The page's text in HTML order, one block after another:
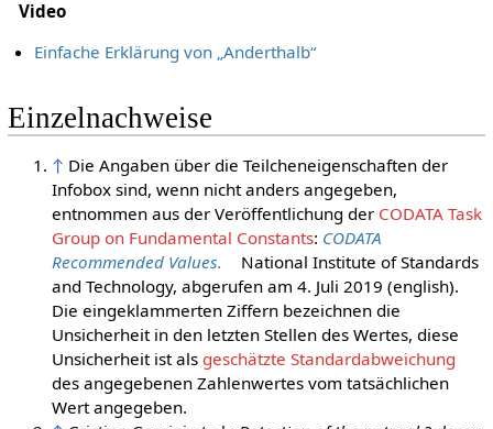
Video
Einfache Erklärung von „Anderthalb“
Einzelnachweise
↑ Die Angaben über die Teilcheneigenschaften der
Infobox sind, wenn nicht anders angegeben,
entnommen aus der Veröffentlichung der CODATA Task
Group on Fundamental Constants: CODATA
Recommended Values.
National Institute of Standards
and Technology, abgerufen am 4. Juli 2019 (english).
Die eingeklammerten Ziffern bezeichnen die
Unsicherheit in den letzten Stellen des Wertes, diese
Unsicherheit ist als geschätzte Standardabweichung
des angegebenen Zahlenwertes vom tatsächlichen
Wert angegeben.